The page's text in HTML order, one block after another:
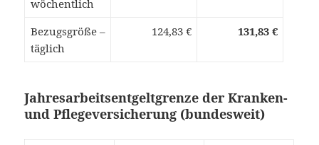
wöchentlich
Bezugsgröße –
täglich
124,83 € 131,83 €
Jahresarbeitsentgeltgrenze der Kranken-
und Pflegeversicherung (bundesweit)